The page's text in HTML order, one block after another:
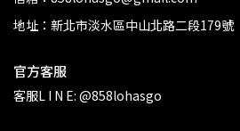
地址：新北市淡水區中山北路二段179號
官方客服
客服L I N E: @858lohasgo